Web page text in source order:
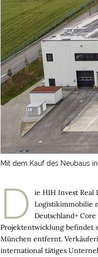
Mit dem Kauf des Neubaus
D
ie HIH Invest Real
Logistikimmobilie
Deutschland+
Projektentwicklung befindet
München entfernt.
international tätiges